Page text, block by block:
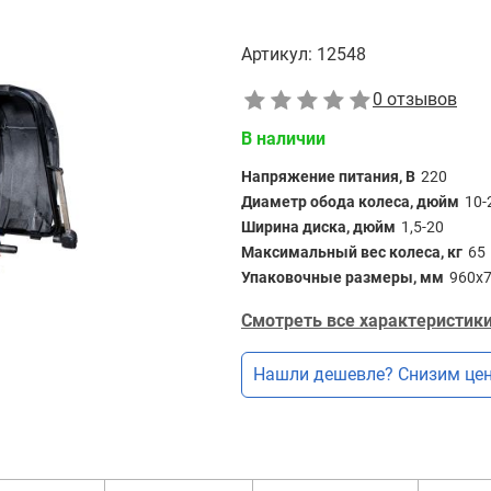
Артикул: 12548
0 отзывов
В наличии
Напряжение питания, В 220
Диаметр обода колеса, дюйм 10-
Ширина диска, дюйм 1,5-20
Максимальный вес колеса, кг 65
Упаковочные размеры, мм
Смотреть все
Нашли дешевле? Снизим